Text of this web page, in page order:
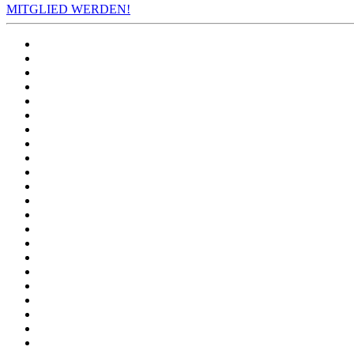
MITGLIED WERDEN!